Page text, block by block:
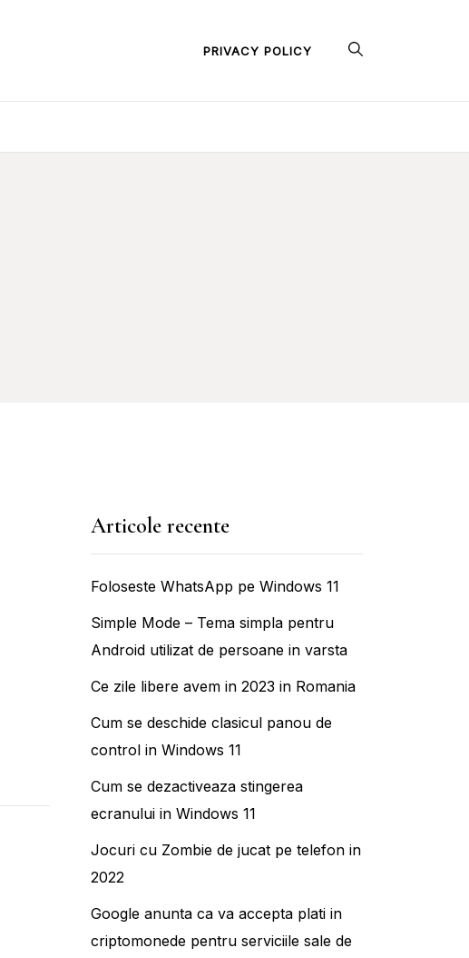
PRIVACY POLICY
Articole recente
Foloseste WhatsApp pe Windows 11
Simple Mode – Tema simpla pentru
Android utilizat de persoane in varsta
Ce zile libere avem in 2023 in Romania
Cum se deschide clasicul panou de
control in Windows 11
Cum se dezactiveaza stingerea
ecranului in Windows 11
Jocuri cu Zombie de jucat pe telefon in
2022
Google anunta ca va accepta plati in
criptomonede pentru serviciile sale de